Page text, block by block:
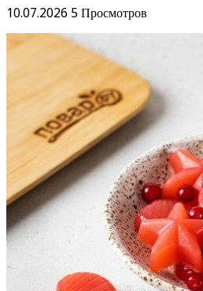
10.07.2026 5 Просмотров